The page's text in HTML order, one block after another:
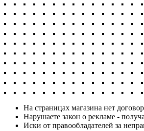
На страницах магазина нет
Нарушаете закон о рекламе -
Иски от правообладателей за